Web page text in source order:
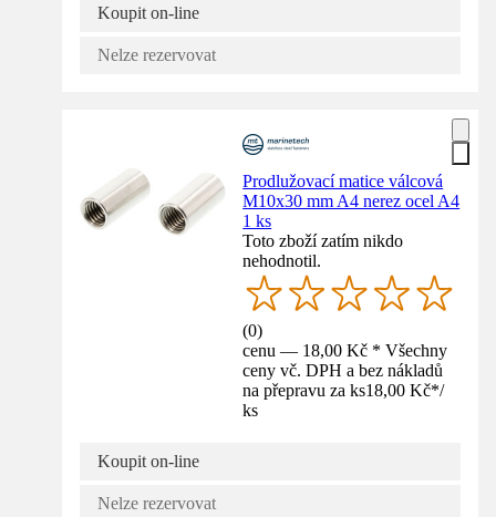
Koupit on-line
Nelze rezervovat
Prodlužovací matice válcová
M10x30 mm A4 nerez ocel A4
1 ks
Toto zboží zatím nikdo
nehodnotil.
(0)
cenu — 18,00 Kč * Všechny
ceny vč. DPH a bez nákladů
na přepravu za ks18,00 Kč*/
ks
Koupit on-line
Nelze rezervovat